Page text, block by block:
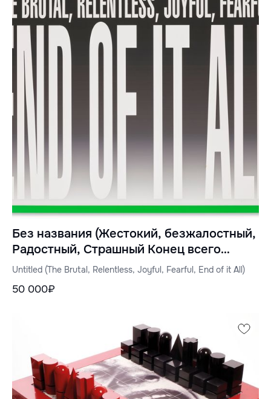
Без названия (Жестокий, безжалостный,
Радостный, Страшный Конец всего
этого)
Untitled (The Brutal, Relentless, Joyful, Fearful, End of it All)
50 000₽